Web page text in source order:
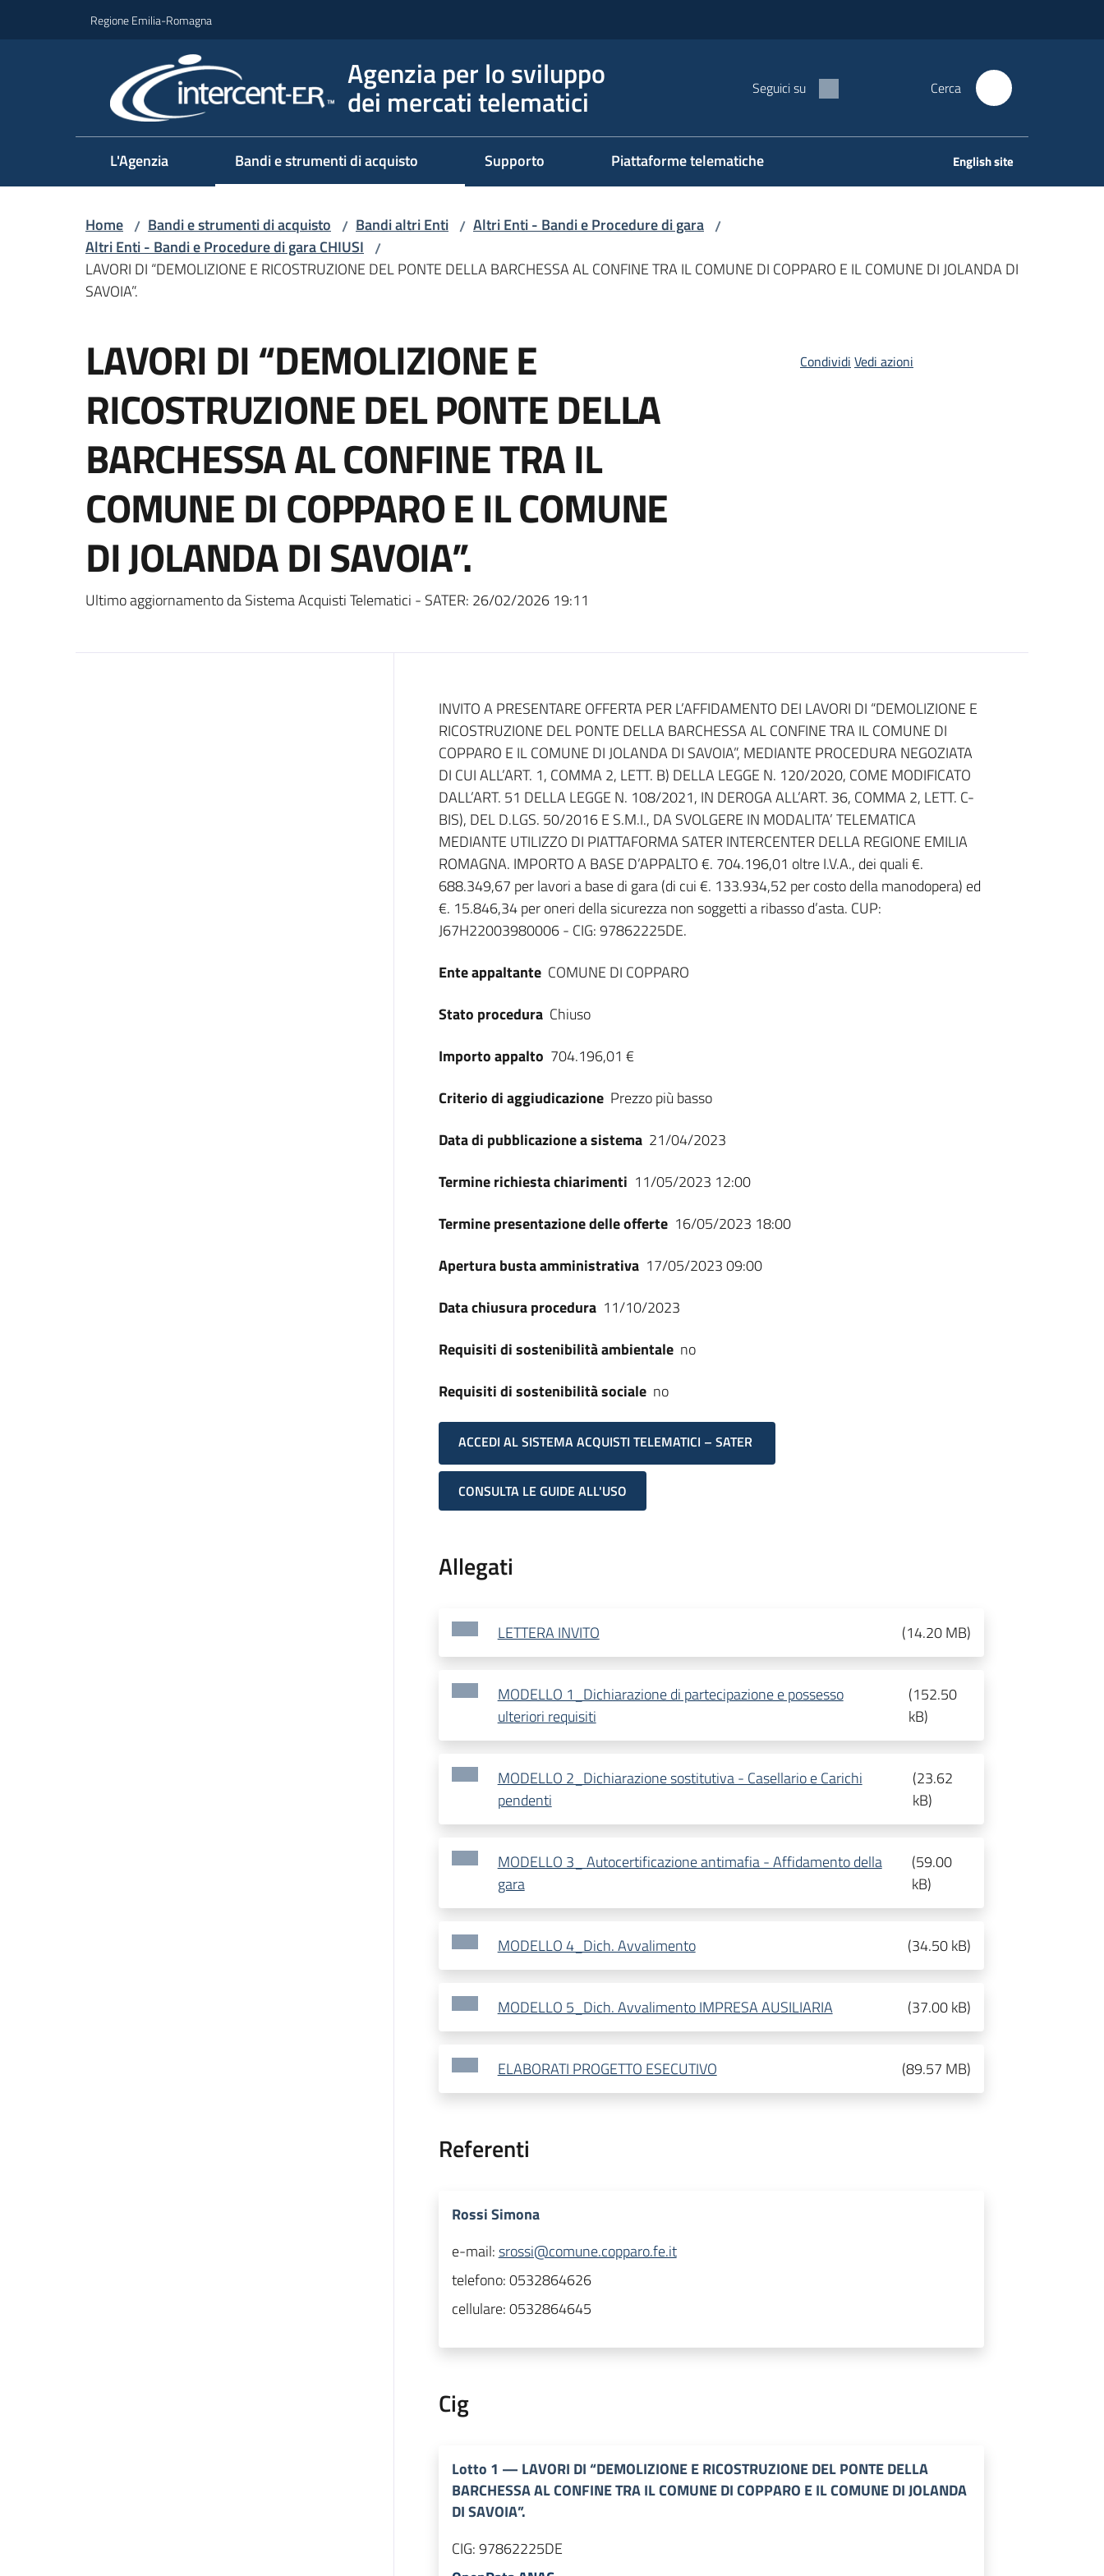
Regione Emilia-Romagna
Agenzia per lo sviluppo
dei mercati telematici Seguici su Cerca
L'Agenzia Bandi e strumenti di acquisto Supporto Piattaforme telematiche English site
Home / Bandi e strumenti di acquisto / Bandi altri Enti / Altri Enti - Bandi e Procedure di gara /
Altri Enti - Bandi e Procedure di gara CHIUSI /
LAVORI DI “DEMOLIZIONE E RICOSTRUZIONE DEL PONTE DELLA BARCHESSA AL CONFINE TRA IL COMUNE DI COPPARO E IL COMUNE DI JOLANDA DI
SAVOIA”.
LAVORI DI “DEMOLIZIONE E
RICOSTRUZIONE DEL PONTE DELLA
BARCHESSA AL CONFINE TRA IL
COMUNE DI COPPARO E IL COMUNE
DI JOLANDA DI SAVOIA”.
Ultimo aggiornamento da Sistema Acquisti Telematici - SATER: 26/02/2026 19:11
Condividi Vedi azioni
Dati del bando
INVITO A PRESENTARE OFFERTA PER L’AFFIDAMENTO DEI LAVORI DI “DEMOLIZIONE E
RICOSTRUZIONE DEL PONTE DELLA BARCHESSA AL CONFINE TRA IL COMUNE DI
COPPARO E IL COMUNE DI JOLANDA DI SAVOIA”, MEDIANTE PROCEDURA NEGOZIATA
DI CUI ALL’ART. 1, COMMA 2, LETT. B) DELLA LEGGE N. 120/2020, COME MODIFICATO
DALL’ART. 51 DELLA LEGGE N. 108/2021, IN DEROGA ALL’ART. 36, COMMA 2, LETT. C-
BIS), DEL D.LGS. 50/2016 E S.M.I., DA SVOLGERE IN MODALITA’ TELEMATICA
MEDIANTE UTILIZZO DI PIATTAFORMA SATER INTERCENTER DELLA REGIONE EMILIA
ROMAGNA. IMPORTO A BASE D’APPALTO €. 704.196,01 oltre I.V.A., dei quali €.
688.349,67 per lavori a base di gara (di cui €. 133.934,52 per costo della manodopera) ed
€. 15.846,34 per oneri della sicurezza non soggetti a ribasso d’asta. CUP:
J67H22003980006 - CIG: 97862225DE.
Ente appaltante COMUNE DI COPPARO
Stato procedura Chiuso
Importo appalto 704.196,01 €
Criterio di aggiudicazione Prezzo più basso
Data di pubblicazione a sistema 21/04/2023
Termine richiesta chiarimenti 11/05/2023 12:00
Termine presentazione delle offerte 16/05/2023 18:00
Apertura busta amministrativa 17/05/2023 09:00
Data chiusura procedura 11/10/2023
Requisiti di sostenibilità ambientale no
Requisiti di sostenibilità sociale no
ACCEDI AL SISTEMA ACQUISTI TELEMATICI – SATER
CONSULTA LE GUIDE ALL'USO
Allegati
LETTERA INVITO (14.20 MB)
MODELLO 1_Dichiarazione di partecipazione e possesso
ulteriori requisiti
(152.50
kB)
MODELLO 2_Dichiarazione sostitutiva - Casellario e Carichi
pendenti
(23.62
kB)
MODELLO 3_ Autocertificazione antimafia - Affidamento della
gara
(59.00
kB)
MODELLO 4_Dich. Avvalimento (34.50 kB)
MODELLO 5_Dich. Avvalimento IMPRESA AUSILIARIA (37.00 kB)
ELABORATI PROGETTO ESECUTIVO (89.57 MB)
Referenti
Rossi Simona
e-mail:srossi@comune.copparo.fe.it
telefono:0532864626
cellulare:0532864645
Cig
Lotto 1 — LAVORI DI “DEMOLIZIONE E RICOSTRUZIONE DEL PONTE DELLA
BARCHESSA AL CONFINE TRA IL COMUNE DI COPPARO E IL COMUNE DI JOLANDA
DI SAVOIA”.
CIG:97862225DE